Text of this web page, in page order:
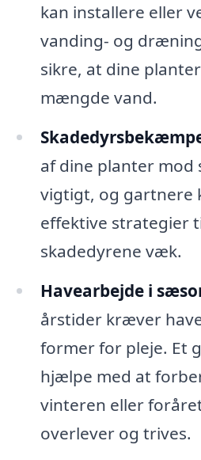
kan installere eller
vanding- og
sikre, at dine
mængde vand.
af dine planter mod
vigtigt, og gartnere
effektive strategier
skadedyrene væk.
Havearbejde i
årstider kræver
former for pleje. Et
hjælpe med at
vinteren eller
overlever og trives.